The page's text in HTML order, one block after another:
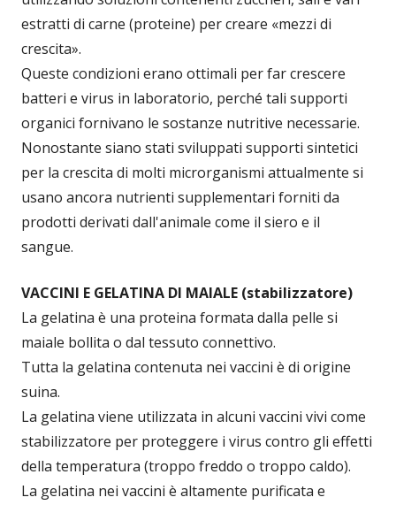
estratti di carne (proteine) per creare «mezzi di
crescita».
Queste condizioni erano ottimali per far crescere
batteri e virus in laboratorio, perché tali supporti
organici fornivano le sostanze nutritive necessarie.
Nonostante siano stati sviluppati supporti sintetici
per la crescita di molti microrganismi attualmente si
usano ancora nutrienti supplementari forniti da
prodotti derivati dall'animale come il siero e il
sangue.
VACCINI E GELATINA DI MAIALE (stabilizzatore)
La gelatina è una proteina formata dalla pelle si
maiale bollita o dal tessuto connettivo.
Tutta la gelatina contenuta nei vaccini è di origine
suina.
La gelatina viene utilizzata in alcuni vaccini vivi come
stabilizzatore per proteggere i virus contro gli effetti
della temperatura (troppo freddo o troppo caldo).
La gelatina nei vaccini è altamente purificata e